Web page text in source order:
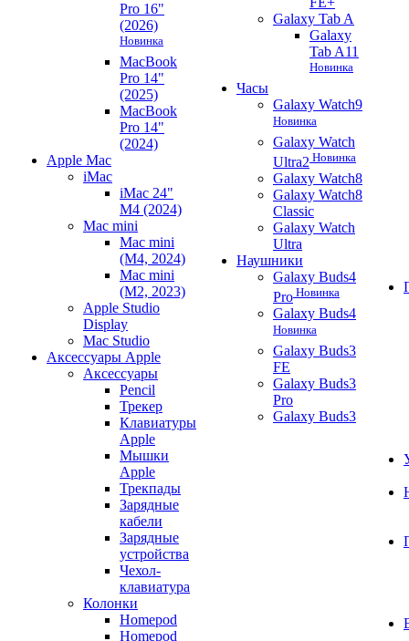
Pro 16"
(2026)
Новинка
MacBook
Pro 14"
(2025)
MacBook
Pro 14"
(2024)
Apple Mac
iMac
iMac 24"
M4 (2024)
Mac mini
Mac mini
(M4, 2024)
Mac mini
(M2, 2023)
Apple Studio
Display
Mac Studio
Аксессуары Apple
Аксессуары
Pencil
Трекер
Клавиатуры
Apple
Мышки
Apple
Трекпады
Зарядные
кабели
Зарядные
устройства
Чехол-
клавиатура
Колонки
Homepod
Homepod
Galaxy Tab A
Galaxy
Tab A11
Новинка
Часы
Galaxy Watch9
Новинка
Galaxy Watch
Ultra2 Новинка
Galaxy Watch8
Galaxy Watch8
Classic
Galaxy Watch
Ultra
Наушники
Galaxy Buds4
Pro Новинка
Galaxy Buds4
Новинка
Galaxy Buds3
FE
Galaxy Buds3
Pro
Galaxy Buds3